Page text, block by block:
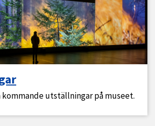
utställningar på museet.